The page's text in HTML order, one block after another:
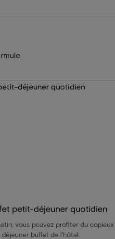
petit-déjeuner quotidien
vous pouvez profiter du copieux
buffet de l'hôtel.